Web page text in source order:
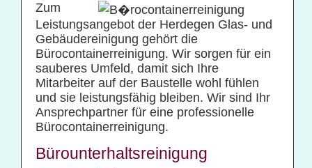
Zum
Leistungsangebot der Herdegen Glas- und
Gebäudereinigung gehört die
Bürocontainerreinigung. Wir sorgen für ein
sauberes Umfeld, damit sich Ihre
Mitarbeiter auf der Baustelle wohl fühlen
und sie leistungsfähig bleiben. Wir sind Ihr
Ansprechpartner für eine professionelle
Bürocontainerreinigung.
Bürounterhaltsreinigung